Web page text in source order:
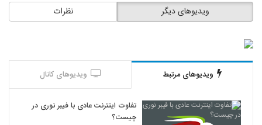
نظرات ویدیوهای دیگر
ویدیوهای مرتبط ویدیوهای کانال
تفاوت اینترنت عادی با فیبر نوری در
چیست؟